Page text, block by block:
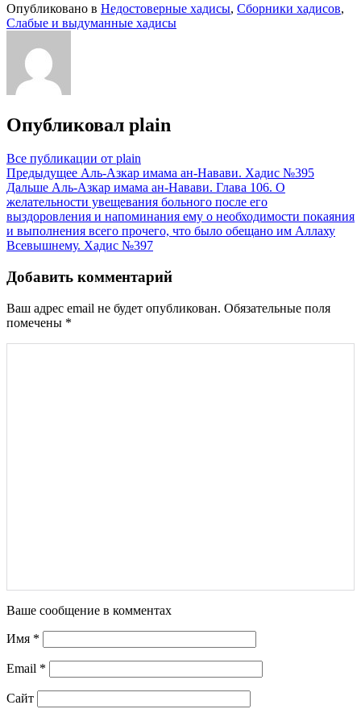
Опубликовано в Недостоверные хадисы, Сборники хадисов,
Слабые и выдуманные хадисы
Опубликовал plain
Все публикации от plain
Навигация
по
записям
Предыдущее Аль-Азкар имама ан-Навави. Хадис №395
Дальше Аль-Азкар имама ан-Навави. Глава 106. О
желательности увещевания больного после его
выздоровления и напоминания ему о необходимости покаяния
и выполнения всего прочего, что было обещано им Аллаху
Всевышнему. Хадис №397
Добавить комментарий
Ваш адрес email не будет опубликован. Обязательные поля
помечены *
Ваше сообщение в комментах
Имя *
Email *
Сайт